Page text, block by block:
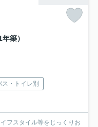
築）
ス・トイレ別
フスタイル等をじっくりお